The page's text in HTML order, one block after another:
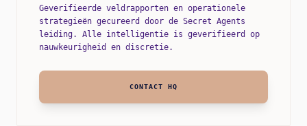
Geverifieerde veldrapporten en operationele
strategieën gecureerd door de Secret Agents
leiding. Alle intelligentie is geverifieerd op
nauwkeurigheid en discretie.
CONTACT HQ